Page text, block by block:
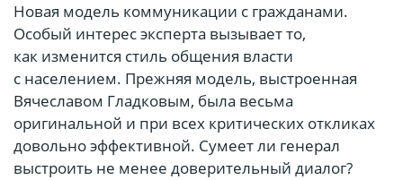
Новая модель коммуникации с гражданами.
Особый интерес эксперта вызывает то,
как изменится стиль общения власти
с населением. Прежняя модель, выстроенная
Вячеславом Гладковым, была весьма
оригинальной и при всех критических откликах
довольно эффективной. Сумеет ли генерал
выстроить не менее доверительный диалог?